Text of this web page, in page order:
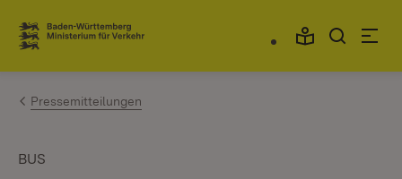
Zum Inhalt springen
Link zur Startseite
Pressemitteilungen
BUS